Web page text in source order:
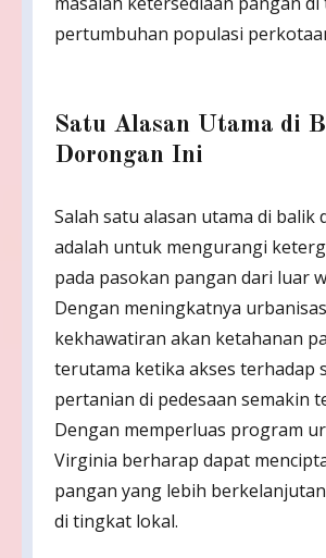
pertumbuhan populasi
Satu Alasan Utama di
Dorongan Ini
Salah satu alasan utama di balik
adalah untuk mengurangi
pada pasokan pangan dari luar
Dengan meningkatnya
kekhawatiran akan ketahanan
terutama ketika akses terhadap
pertanian di pedesaan semakin
Dengan memperluas program
Virginia berharap dapat
pangan yang lebih
di tingkat lokal.